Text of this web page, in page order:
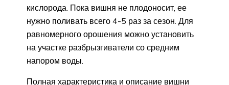
кислорода. Пока вишня не плодоносит, ее
нужно поливать всего 4-5 раз за сезон. Для
равномерного орошения можно установить
на участке разбрызгиватели со средним
напором воды.
Полная характеристика и описание вишни